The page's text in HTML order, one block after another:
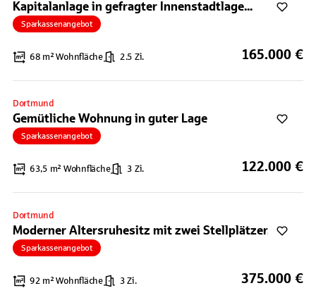
Kapitalanlage in gefragter Innenstadtlage...
Sparkassenangebot
68 m² Wohnfläche 2.5 Zi. 165.000 €
Dortmund
Gemütliche Wohnung in guter Lage
Sparkassenangebot
63,5 m² Wohnfläche 3 Zi. 122.000 €
Dortmund
Moderner Altersruhesitz mit zwei Stellplätzen
Sparkassenangebot
92 m² Wohnfläche 3 Zi. 375.000 €